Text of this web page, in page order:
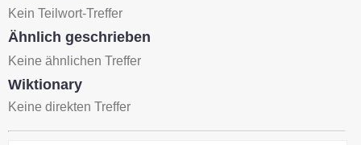
Kein Teilwort-Treffer
Ähnlich geschrieben
Keine ähnlichen Treffer
Wiktionary
Keine direkten Treffer